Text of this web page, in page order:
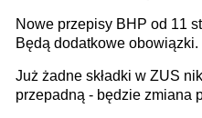
osoby neuroatypowe.
na rzecz Inkluzywności w
Nowe przepisy BHP od 11
Będą dodatkowe
Już żadne składki w ZUS
przepadną - będzie zmiana